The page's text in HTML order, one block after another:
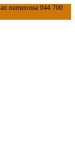
numerossa 044 700